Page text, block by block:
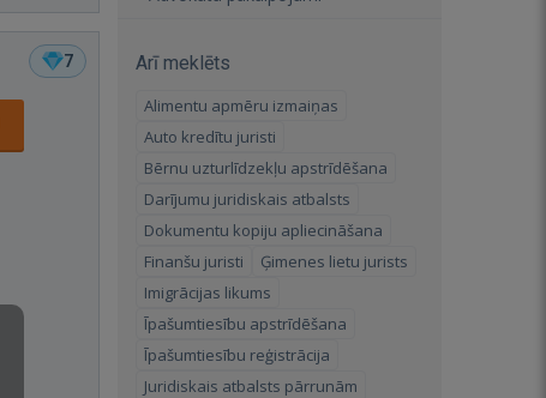
7 Arī meklēts
Alimentu apmēru izmaiņas
Auto kredītu juristi
Bērnu uzturlīdzekļu apstrīdēšana
Darījumu juridiskais atbalsts
Dokumentu kopiju apliecināšana
Finanšu juristi
Ģimenes lietu jurists
Imigrācijas likums
Īpašumtiesību apstrīdēšana
Īpašumtiesību reģistrācija
Juridiskais atbalsts pārrunām